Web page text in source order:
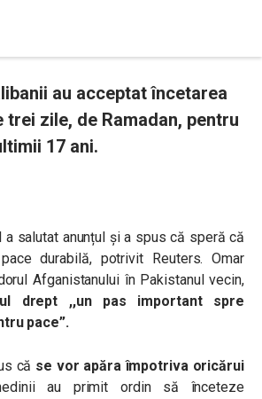
au acceptat încetarea
zile, de Ramadan, pentru
17 ani.
a salutat anunțul și a spus că speră că
durabilă, potrivit Reuters. Omar
Afganistanului în Pakistanul vecin,
drept ,,un pas important spre
pace”.
că se vor apăra împotriva oricărui
au primit ordin să înceteze